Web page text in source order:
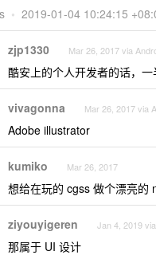
• 2019-01-04 10:24:15
zjp1330 Mar 26, 2017 via
酷安上的个人开发者的话，
vivagonna Mar 26, 2017 via
Adobe illustrator
kumiko Mar 26, 2017
想给在玩的 cgss 做个漂亮的
ziyouyigeren Jan 4, 2019
那属于 UI 设计